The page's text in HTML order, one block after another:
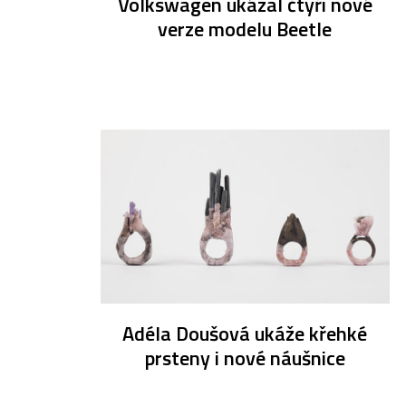
verze modelu Beetle
Adéla Doušová ukáže křehké
prsteny i nové náušnice